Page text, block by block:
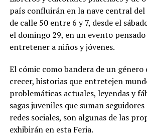
país confluirán en la nave central
de calle 50 entre 6 y 7, desde el
el domingo 29, en un evento
entretener a niños y jóvenes.
El cómic como bandera de un género
crecer, historias que entretejen
problemáticas actuales, leyendas y
sagas juveniles que suman
redes sociales, son algunas de las
exhibirán en esta Feria.